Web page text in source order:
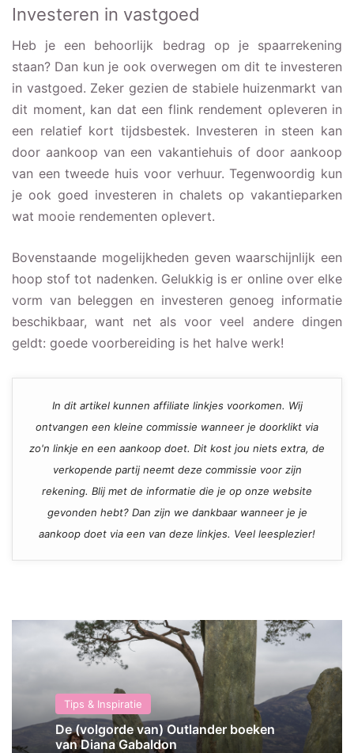
Investeren in vastgoed
Heb je een behoorlijk bedrag op je spaarrekening
staan? Dan kun je ook overwegen om dit te investeren
in vastgoed. Zeker gezien de stabiele huizenmarkt van
dit moment, kan dat een flink rendement opleveren in
een relatief kort tijdsbestek. Investeren in steen kan
door aankoop van een vakantiehuis of door aankoop
van een tweede huis voor verhuur. Tegenwoordig kun
je ook goed investeren in chalets op vakantieparken
wat mooie rendementen oplevert.
Bovenstaande mogelijkheden geven waarschijnlijk een
hoop stof tot nadenken. Gelukkig is er online over elke
vorm van beleggen en investeren genoeg informatie
beschikbaar, want net als voor veel andere dingen
geldt: goede voorbereiding is het halve werk!
In dit artikel kunnen affiliate linkjes voorkomen. Wij
ontvangen een kleine commissie wanneer je doorklikt via
zo'n linkje en een aankoop doet. Dit kost jou niets extra, de
verkopende partij neemt deze commissie voor zijn
rekening. Blij met de informatie die je op onze website
gevonden hebt? Dan zijn we dankbaar wanneer je je
aankoop doet via een van deze linkjes. Veel leesplezier!
Tips & Inspiratie
De (volgorde van) Outlander boeken
van Diana Gabaldon